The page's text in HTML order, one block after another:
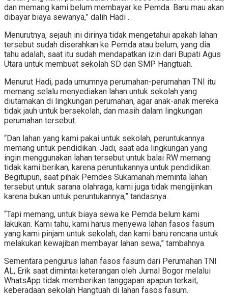
dan memang kami belum membayar ke Pemda. Baru mau akan
dibayar biaya sewanya,” dalih Hadi .
Menurutnya, sejauh ini dirinya tidak mengetahui apakah lahan
tersebut sudah diserahkan ke Pemda atau belum, yang dia
tahu adalah, saat itu sudah mendapatkan izin dari Bupati Agus
Utara untuk membuat sekolah SD dan SMP Hangtuah.
Menurut Hadi, pada umumnya perumahan-perumahan TNI itu
memang selalu menyediakan lahan untuk sekolah yang
diutamakan di lingkungan perumahan, agar anak-anak mereka
tidak jauh untuk bersekolah, dan masih dalam lingkungan
perumahan tersebut.
“Dan lahan yang kami pakai untuk sekolah, peruntukannya
memang untuk pendidikan. Jadi, saat ada lingkungan yang
ingin menggunakan lahan tersebut untuk balai RW memang
tidak kami berikan, karena peruntukannya untuk pendidikan.
Begitupun, saat pihak Pemdes Sukamanah meminta lahan
tersebut untuk sarana olahraga, kami juga tidak mengijinkan
karena bukan untuk peruntukannya,” tandasnya.
“Tapi memang, untuk biaya sewa ke Pemda belum kami
lakukan. Kami tahu, kami harus menyewa lahan fasos fasum
yang kami pinjam untuk sekolah, dan kami baru rencana untuk
melakukan kewajiban membayar lahan sewa,” tambahnya.
Sementara pengurus lahan fasos fasum dari Perumahan TNI
AL, Erik saat dimintai keterangan oleh Jurnal Bogor melalui
WhatsApp tidak memberikan tanggapan apapun terkait,
keberadaan sekolah Hangtuah di lahan fasos fasum.